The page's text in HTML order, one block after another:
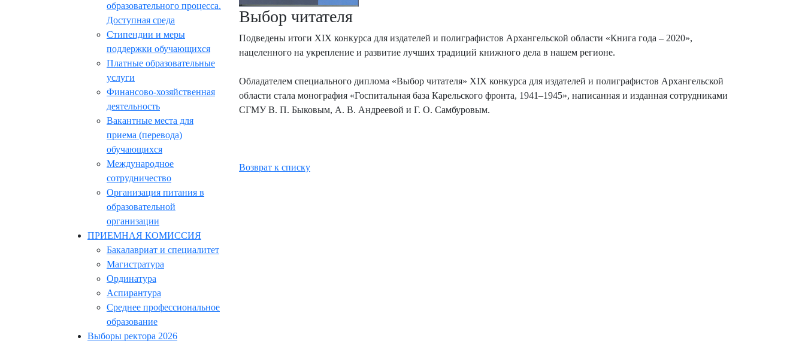
образовательного процесса.
Доступная среда
Стипендии и меры
поддержки обучающихся
Платные образовательные
услуги
Финансово-хозяйственная
деятельность
Вакантные места для
приема (перевода)
обучающихся
Международное
сотрудничество
Организация питания в
образовательной
организации
ПРИЕМНАЯ КОМИССИЯ
Бакалавриат и специалитет
Магистратура
Ординатура
Аспирантура
Среднее профессиональное
образование
Выборы ректора 2026
Выбор читателя
Подведены итоги XIХ конкурса для издателей и полиграфистов Архангельской области «Книга года – 2020»,
нацеленного на укрепление и развитие лучших традиций книжного дела в нашем регионе.
Обладателем специального диплома «Выбор читателя» XIХ конкурса для издателей и полиграфистов Архангельской
области стала монография «Госпитальная база Карельского фронта, 1941–1945», написанная и изданная сотрудниками
СГМУ В. П. Быковым, А. В. Андреевой и Г. О. Самбуровым.
Возврат к списку